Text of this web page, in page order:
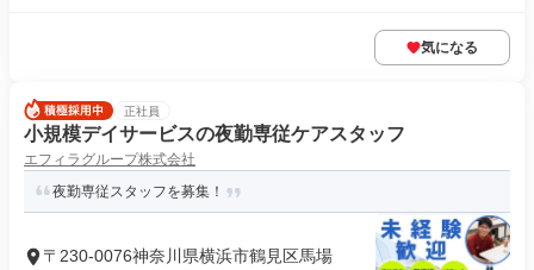
気になる
正社員
小規模デイサービスの夜勤専従ケアスタッフ
エフィラグループ株式会社
夜勤専従スタッフを募集！
〒230-0076神奈川県横浜市鶴見区馬場